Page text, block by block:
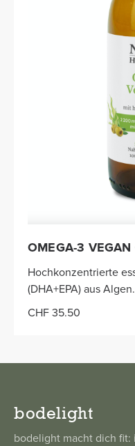
OMEGA-3 VEGAN
Hochkonzentrierte
(DHA+EPA) aus Algen.
CHF 35.50
bodelight
bodelight macht dich fit: